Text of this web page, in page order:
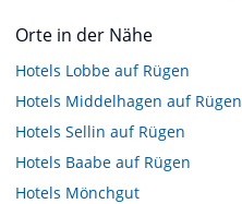
Orte in der Nähe
Hotels Lobbe auf Rügen
Hotels Middelhagen auf Rügen
Hotels Sellin auf Rügen
Hotels Baabe auf Rügen
Hotels Mönchgut